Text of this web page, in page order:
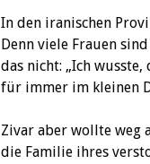
In den iranischen
Denn viele Frauen
das nicht: „Ich
für immer im kleinen
Zivar aber wollte weg
die Familie ihres